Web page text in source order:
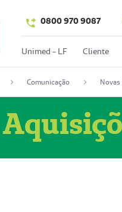
0800 970 9087
Unimed - LF Cliente
Comunicação